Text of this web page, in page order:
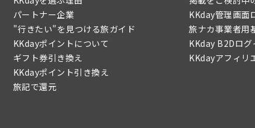
パートナー企業
"行きたい"を見つける旅ガイド
KKdayポイントについて
ギフト券引き換え
KKdayポイント引き換え
旅記で還元
KKday管理画面
旅ナカ事業者用
KKday B2Dログ
KKdayアフィリ